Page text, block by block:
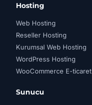
Hosting
Web Hosting
Reseller Hosting
Kurumsal Web Hosting
WordPress Hosting
WooCommerce E-ticaret
Sunucu